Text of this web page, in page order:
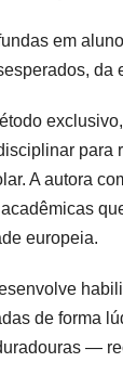
em
da
para
A autora
europeia.
de forma
—